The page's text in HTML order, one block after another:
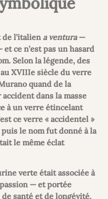
l’italien a ventura—
ce n’est pas un hasard
Selon la légende, des
XVIIIe siècle du verre
quand de la
dans la masse
à un verre étincelant
ce verre « accidentel »
le nom fut donné à la
le même éclat
verte était associée à
— et portée
santé et de longévité.